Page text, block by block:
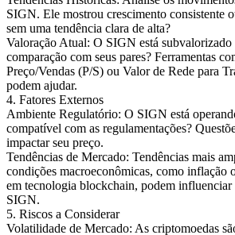
SIGN. Ele mostrou crescimento consistente
sem uma tendência clara de alta?
Valoração Atual: O SIGN está
comparação com seus pares? Ferramentas
Preço/Vendas (P/S) ou Valor de Rede para
podem ajudar.
4. Fatores Externos
Ambiente Regulatório: O SIGN está
compatível com as regulamentações?
impactar seu preço.
Tendências de Mercado: Tendências mais
condições macroeconômicas, como inflação
em tecnologia blockchain, podem influenciar
SIGN.
5. Riscos a Considerar
Volatilidade de Mercado: As criptomoedas